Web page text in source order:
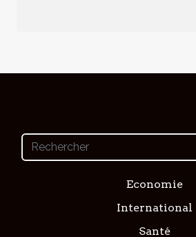
Economie
International
Santé